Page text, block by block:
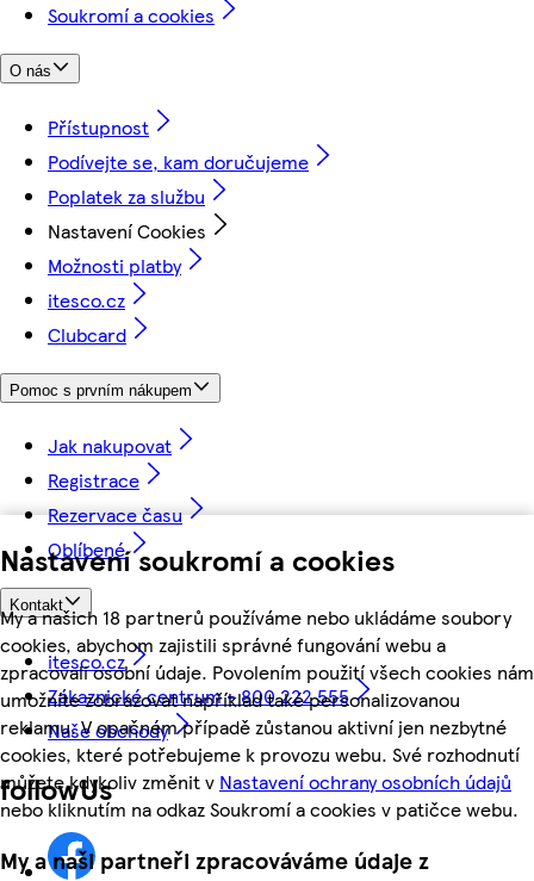
Nastavení soukromí a cookies
My a našich 18 partnerů používáme nebo ukládáme soubory
cookies, abychom zajistili správné fungování webu a
zpracovali osobní údaje. Povolením použití všech cookies nám
umožníte zobrazovat například také personalizovanou
reklamu. V opačném případě zůstanou aktivní jen nezbytné
cookies, které potřebujeme k provozu webu. Své rozhodnutí
můžete kdykoliv změnit v Nastavení ochrany osobních údajů
nebo kliknutím na odkaz Soukromí a cookies v patičce webu.
My a naši partneři zpracováváme údaje z
Soukromí a cookies
O nás
Přístupnost
Podívejte se, kam doručujeme
Poplatek za službu
Nastavení Cookies
Možnosti platby
itesco.cz
Clubcard
Pomoc s prvním nákupem
Jak nakupovat
Registrace
Rezervace času
Oblíbené
Kontakt
itesco.cz
Zákaznické centrum - 800 222 555
Naše obchody
followUs